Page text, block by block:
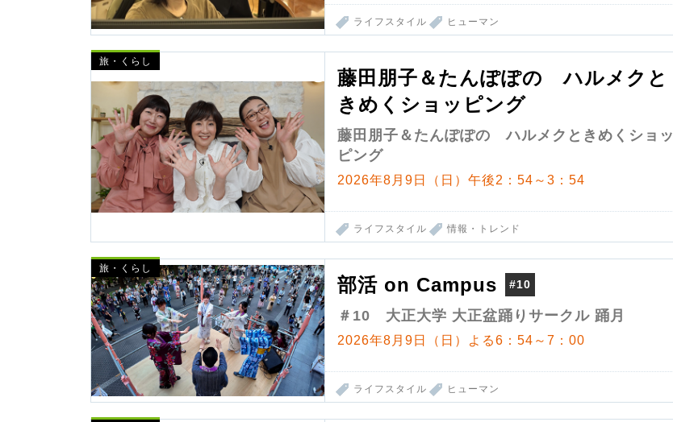
ライフスタイル ヒューマン
旅・くらし
藤田朋子＆たんぽぽの ハルメクと
きめくショッピング
藤田朋子＆たんぽぽの ハルメクときめくショッ
ピング
2026年8月9日（日）午後2：54～3：54
ライフスタイル 情報・トレンド
旅・くらし
部活 on Campus #10
＃10 大正大学 大正盆踊りサークル 踊月
2026年8月9日（日）よる6：54～7：00
ライフスタイル ヒューマン